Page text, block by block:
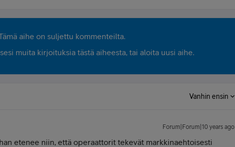
aihe on suljettu kommenteilta.
muita kirjoituksia tästä aiheesta, tai aloita uusi aihe.
Vanhin ensin
Forum|Forum|10 years ago
etenee niin, että operaattorit tekevät markkinaehtoisesti